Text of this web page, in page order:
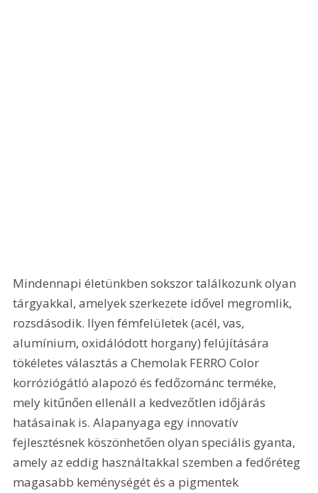
Mindennapi életünkben sokszor találkozunk olyan
tárgyakkal, amelyek szerkezete idővel megromlik,
rozsdásodik. Ilyen fémfelületek (acél, vas,
alumínium, oxidálódott horgany) felújítására
tökéletes választás a Chemolak FERRO Color
korróziógátló alapozó és fedőzománc terméke,
mely kitűnően ellenáll a kedvezőtlen időjárás
hatásainak is. Alapanyaga egy innovatív
fejlesztésnek köszönhetően olyan speciális gyanta,
amely az eddig használtakkal szemben a fedőréteg
magasabb keménységét és a pigmentek